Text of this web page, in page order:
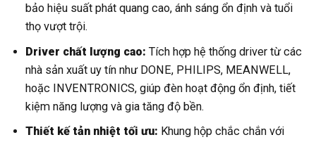
bảo hiệu suất phát quang cao, ánh sáng ổn định và tuổi
thọ vượt trội.
Driver chất lượng cao: Tích hợp hệ thống driver từ các
nhà sản xuất uy tín như DONE, PHILIPS, MEANWELL,
hoặc INVENTRONICS, giúp đèn hoạt động ổn định, tiết
kiệm năng lượng và gia tăng độ bền.
Thiết kế tản nhiệt tối ưu: Khung hộp chắc chắn với